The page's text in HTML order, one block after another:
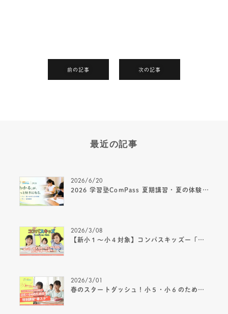
前の記事 次の記事
最近の記事
2026 学習塾ComPass 夏期講習・夏の体験｜小1～中1募集のご案内
2026/6/20
【新小１～小４対象】コンパスキッズー「算国」×「マイクラ」×「速読」で自ら学ぶ力を育む、新しい放課後の居場所ー
2026/3/08
春のスタートダッシュ！小５・小６のための春期講習 “春スタ” 2026
2026/3/01